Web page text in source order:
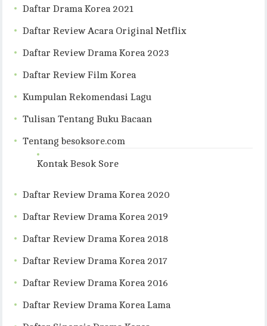
Daftar Drama Korea 2021
Daftar Review Acara Original Netflix
Daftar Review Drama Korea 2023
Daftar Review Film Korea
Kumpulan Rekomendasi Lagu
Tulisan Tentang Buku Bacaan
Tentang besoksore.com
Kontak Besok Sore
Daftar Review Drama Korea 2020
Daftar Review Drama Korea 2019
Daftar Review Drama Korea 2018
Daftar Review Drama Korea 2017
Daftar Review Drama Korea 2016
Daftar Review Drama Korea Lama